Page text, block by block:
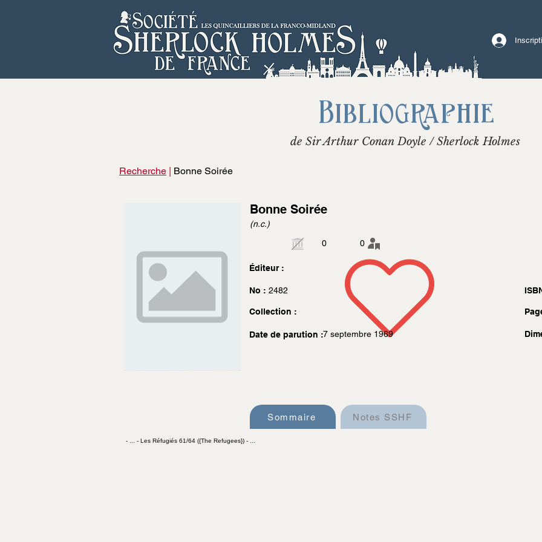
Bibliographie
de Sir Arthur Conan Doyle / Sherlock Holmes
Recherche | Bonne Soirée
Bonne Soirée
(n.c.)
0
0
Éditeur :
No : 2482
Collection :
Date de parution :7 septembre 1969
Sommaire Notes SSHF
- ... - Les Réfugiés 61/64 ({The Refugees}) - ...